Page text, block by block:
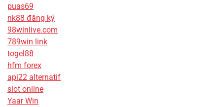
puas69
nk88 đăng ký
98winlive.com
789win link
togel88
hfm forex
api22 alternatif
slot online
Yaar Win